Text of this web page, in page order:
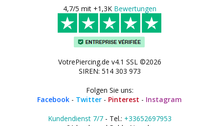
4,7/5 mit +1,3K Bewertungen
VotrePiercing.de v4.1 SSL ©2026
SIREN: 514 303 973
Folgen Sie uns:
Facebook - Twitter - Pinterest - Instagram
Kundendienst 7/7- Tel.: +33652697953